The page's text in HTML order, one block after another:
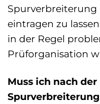
Spurverbreiterung
eintragen zu
in der Regel
Prüforganisation
Muss ich nach